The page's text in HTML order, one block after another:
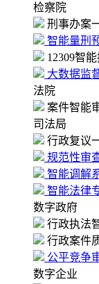
检察院
刑事办案
智能量刑
12309智
大数据监
法院
案件智能
司法局
行政复议
规范性审
智能调解
智能法律
数字政府
行政执法
行政案件
公平竞争
数字企业